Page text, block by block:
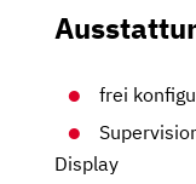
frei
Display